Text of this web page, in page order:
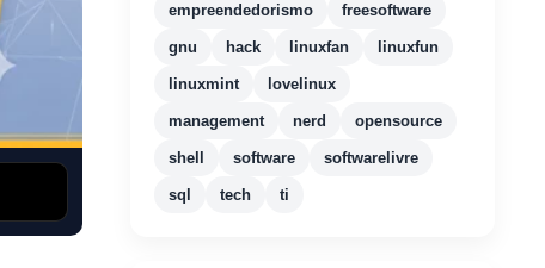
empreendedorismo freesoftware
gnu hack linuxfan linuxfun
linuxmint lovelinux
management nerd opensource
shell software softwarelivre
sql tech ti